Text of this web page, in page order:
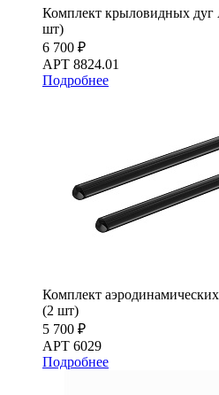
Комплект крыловидных дуг
шт)
6 700 ₽
АРТ 8824.01
Подробнее
Комплект
(2 шт)
5 700 ₽
АРТ 6029
Подробнее